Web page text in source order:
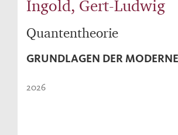
Ingold, Gert-Ludwig
Quantentheorie
GRUNDLAGEN DER
2026